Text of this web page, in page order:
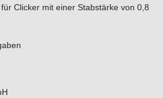
Clicker mit einer Stabstärke von 0,8